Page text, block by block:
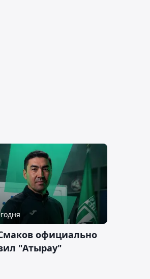
официально
"Атырау"